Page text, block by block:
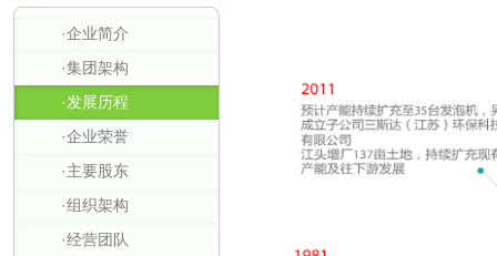
·企业简介
·集团架构
·发展历程
·企业荣誉
·主要股东
·组织架构
·经营团队